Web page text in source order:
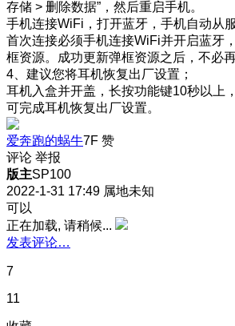
存储 > 删除数据”，然后重启手机。
手机连接WiFi，打开蓝牙，手机自动从
首次连接必须手机连接WiFi并开启蓝牙
框资源。成功更新弹框资源之后，不必
4、建议您将耳机恢复出厂设置；
耳机入盒并开盖，长按功能键10秒以上
可完成耳机恢复出厂设置。
爱奔跑的蜗牛7F 赞
评论 举报
版主SP100
2022-1-31 17:49 属地未知
可以
正在加载, 请稍候...
发表评论…
7
11